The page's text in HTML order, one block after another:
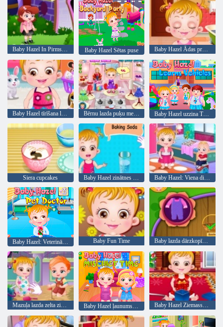
Baby Hazel In Pirmsskolas Baby Hazel Sētas puse Baby Hazel Ādas problēmas
Baby Hazel tīrīšana laiks Bērnu lazda puķu meitene Baby Hazel uzzina Transportlīdzekļi
Siera cupcakes Baby Hazel zinātnes gadatirgus spēle Baby Hazel: Viena diena bērnudārzā
Baby Fun Time Baby lazda dārzkopība laiks
Mazuļa lazda zelta zivtiņa Baby Hazel ļaunums laiks Baby Hazel Ziemassvētku laiks